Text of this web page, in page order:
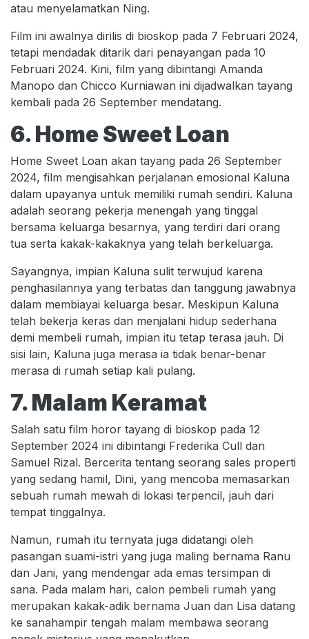
atau menyelamatkan Ning.
Film ini awalnya dirilis di bioskop pada 7 Februari 2024,
tetapi mendadak ditarik dari penayangan pada 10
Februari 2024. Kini, film yang dibintangi Amanda
Manopo dan Chicco Kurniawan ini dijadwalkan tayang
kembali pada 26 September mendatang.
6. Home Sweet Loan
Home Sweet Loan akan tayang pada 26 September
2024, film mengisahkan perjalanan emosional Kaluna
dalam upayanya untuk memiliki rumah sendiri. Kaluna
adalah seorang pekerja menengah yang tinggal
bersama keluarga besarnya, yang terdiri dari orang
tua serta kakak-kakaknya yang telah berkeluarga.
Sayangnya, impian Kaluna sulit terwujud karena
penghasilannya yang terbatas dan tanggung jawabnya
dalam membiayai keluarga besar. Meskipun Kaluna
telah bekerja keras dan menjalani hidup sederhana
demi membeli rumah, impian itu tetap terasa jauh. Di
sisi lain, Kaluna juga merasa ia tidak benar-benar
merasa di rumah setiap kali pulang.
7. Malam Keramat
Salah satu film horor tayang di bioskop pada 12
September 2024 ini dibintangi Frederika Cull dan
Samuel Rizal. Bercerita tentang seorang sales properti
yang sedang hamil, Dini, yang mencoba memasarkan
sebuah rumah mewah di lokasi terpencil, jauh dari
tempat tinggalnya.
Namun, rumah itu ternyata juga didatangi oleh
pasangan suami-istri yang juga maling bernama Ranu
dan Jani, yang mendengar ada emas tersimpan di
sana. Pada malam hari, calon pembeli rumah yang
merupakan kakak-adik bernama Juan dan Lisa datang
ke sanahampir tengah malam membawa seorang